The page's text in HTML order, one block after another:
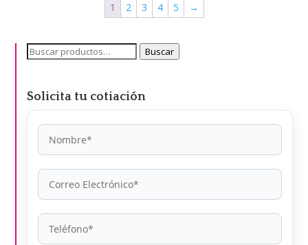
1 2 3 4 5 →
Buscar
Buscar
Solicita tu cotiación